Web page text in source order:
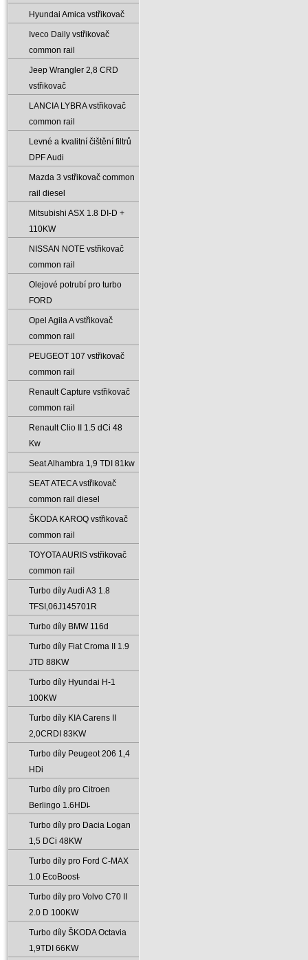
Hyundai Amica vstřikovač
Iveco Daily vstřikovač
common rail
Jeep Wrangler 2‚8 CRD
vstřikovač
LANCIA LYBRA vstřikovač
common rail
Levné a kvalitní čištění filtrů
DPF Audi
Mazda 3 vstřikovač common
rail diesel
Mitsubishi ASX 1.8 DI-D +
110KW
NISSAN NOTE vstřikovač
common rail
Olejové potrubí pro turbo
FORD
Opel Agila A vstřikovač
common rail
PEUGEOT 107 vstřikovač
common rail
Renault Capture vstřikovač
common rail
Renault Clio II 1.5 dCi 48
Kw
Seat Alhambra 1‚9 TDI 81kw
SEAT ATECA vstřikovač
common rail diesel
ŠKODA KAROQ vstřikovač
common rail
TOYOTA AURIS vstřikovač
common rail
Turbo díly Audi A3 1.8
TFSI‚06J145701R
Turbo díly BMW 116d
Turbo díly Fiat Croma II 1.9
JTD 88KW
Turbo díly Hyundai H-1
100KW
Turbo díly KIA Carens II
2‚0CRDI 83KW
Turbo díly Peugeot 206 1‚4
HDi
Turbo díly pro Citroen
Berlingo 1.6HDi̵
Turbo díly pro Dacia Logan
1‚5 DCi 48KW
Turbo díly pro Ford C-MAX
1.0 EcoBoost̵
Turbo díly pro Volvo C70 II
2.0 D 100KW
Turbo díly ŠKODA Octavia
1‚9TDI 66KW